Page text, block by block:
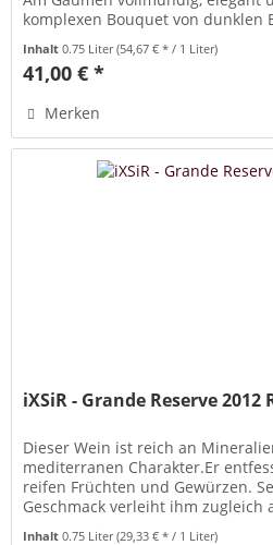
komplexen Bouquet von dunklen
Inhalt0.75 Liter(54,67 € * / 1 Liter)
41,00 € *
Merken
iXSiR - Grande Reserve 2012
Dieser Wein ist reich an
mediterranen Charakter.Er
reifen Früchten und Gewürzen.
Geschmack verleiht ihm zugleich
Inhalt0.75 Liter(29,33 € * / 1 Liter)